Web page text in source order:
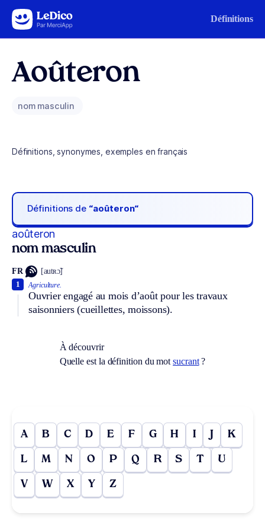
Aller au contenu Définitions
Aoûteron
nom masculin
Définitions, synonymes, exemples en français
Définitions de “aoûteron“
aoûteron
nom masculin
FR [autʀɔ̃]
Agriculture.
Ouvrier engagé au mois d’août pour les travaux
saisonniers (cueillettes, moissons).
1
À découvrir
Quelle est la définition du motsucrant?
A B C D E F G H I J K
L M N O P Q R S T U
V W X Y Z